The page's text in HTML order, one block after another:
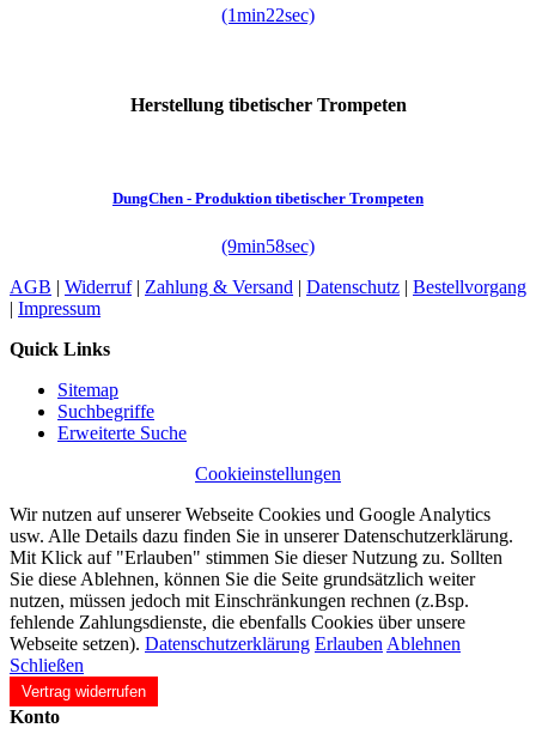
(1min22sec)
Herstellung tibetischer Trompeten
DungChen - Produktion tibetischer Trompeten
(9min58sec)
AGB | Widerruf| Zahlung & Versand | Datenschutz | Bestellvorgang
| Impressum
Quick Links
Sitemap
Suchbegriffe
Erweiterte Suche
Cookieinstellungen
Wir nutzen auf unserer Webseite Cookies und Google Analytics
usw. Alle Details dazu finden Sie in unserer Datenschutzerklärung.
Mit Klick auf "Erlauben" stimmen Sie dieser Nutzung zu. Sollten
Sie diese Ablehnen, können Sie die Seite grundsätzlich weiter
nutzen, müssen jedoch mit Einschränkungen rechnen (z.Bsp.
fehlende Zahlungsdienste, die ebenfalls Cookies über unsere
Webseite setzen). Datenschutzerklärung Erlauben Ablehnen
Schließen
Vertrag widerrufen
Konto